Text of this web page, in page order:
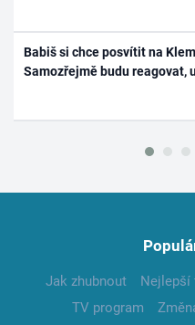
Babiš si chce posvítit na
Samozřejmě budu reagovat,
Jak zhubnout Nejlepší
TV program